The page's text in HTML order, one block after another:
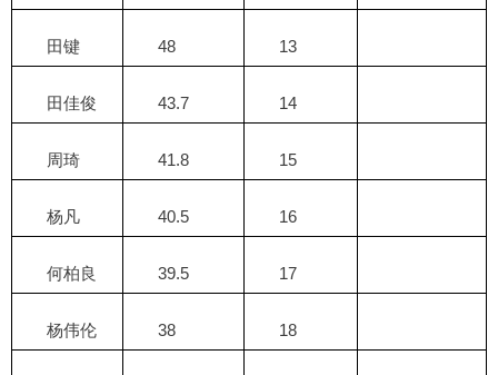
田键 48 13
田佳俊 43.7 14
周琦 41.8 15
杨凡 40.5 16
何柏良 39.5 17
杨伟伦 38 18